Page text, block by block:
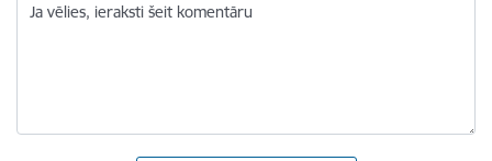
Ja vēlies, ieraksti šeit komentāru